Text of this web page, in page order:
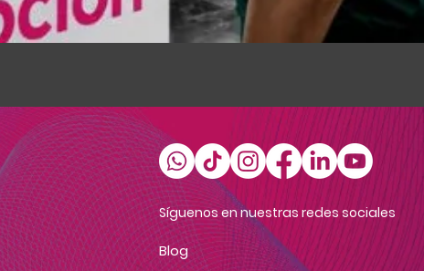
Síguenos en nuestras redes sociales
Blog